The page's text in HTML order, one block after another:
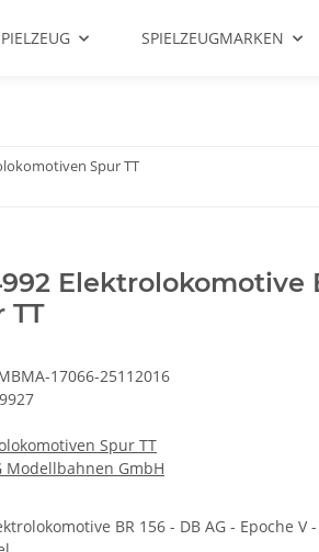
SPIELZEUGMARKEN
Spur TT
Elektrolokomotive
TT
17066-25112016
Spur TT
Modellbahnen GmbH
BR 156 - DB AG - Epoche